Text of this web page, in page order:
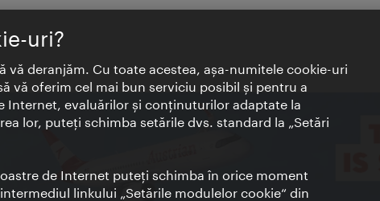
uri?
vă deranjăm. Cu toate acestea, aşa-numitele cookie-uri
vă oferim cel mai bun serviciu posibil şi pentru a
Internet, evaluărilor şi conţinuturilor adaptate la
lor, puteţi schimba setările dvs. standard la „Setări
de Internet puteţi schimba în orice moment
linkului „Setările modulelor cookie“ din